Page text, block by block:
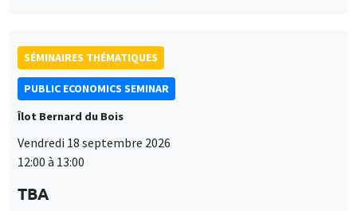
SÉMINAIRES THÉMATIQUES
PUBLIC ECONOMICS SEMINAR
Îlot Bernard du Bois
Vendredi 18 septembre 2026
12:00 à 13:00
TBA